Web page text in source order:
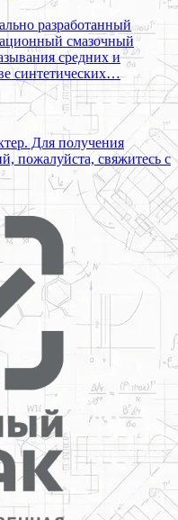
разработанный
смазочный
средних и
синтетических…
Для получения
пожалуйста, свяжитесь с